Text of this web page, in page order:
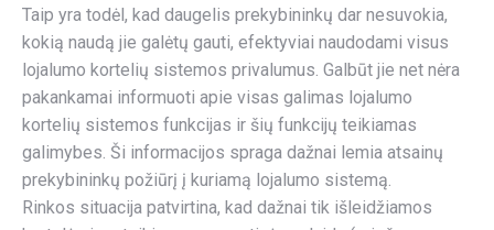
Taip yra todėl, kad daugelis prekybininkų dar nesuvokia,
kokią naudą jie galėtų gauti, efektyviai naudodami visus
lojalumo kortelių sistemos privalumus. Galbūt jie net nėra
pakankamai informuoti apie visas galimas lojalumo
kortelių sistemos funkcijas ir šių funkcijų teikiamas
galimybes. Ši informacijos spraga dažnai lemia atsainų
prekybininkų požiūrį į kuriamą lojalumo sistemą.
Rinkos situacija patvirtina, kad dažnai tik išleidžiamos